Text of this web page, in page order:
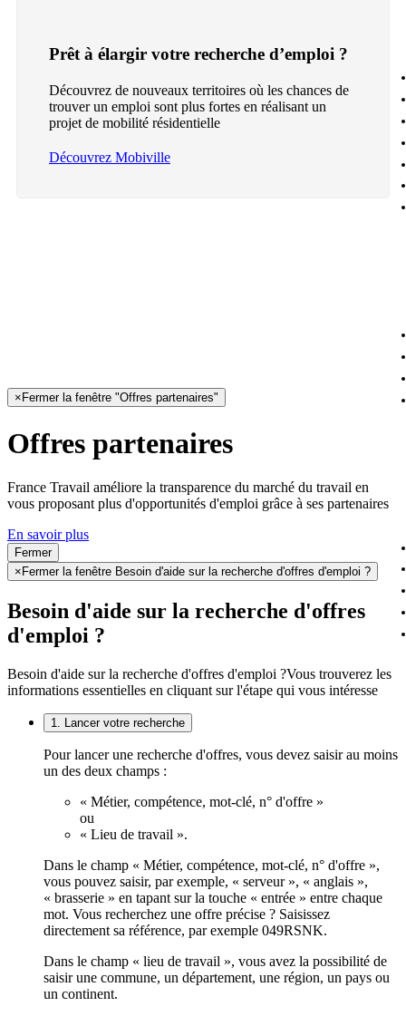
Prêt à élargir votre recherche d’emploi ?
Découvrez de nouveaux territoires où les chances de
trouver un emploi sont plus fortes en réalisant un
projet de mobilité résidentielle
Découvrez Mobiville
× Fermer la fenêtre "Offres partenaires"
Offres partenaires
France Travail améliore la transparence du marché du travail en
vous proposant plus d'opportunités d'emploi grâce à ses partenaires
En savoir plus
Fermer
× Fermer la fenêtre Besoin d'aide sur la recherche d'offres d'emploi ?
Besoin d'aide sur la recherche d'offres
d'emploi ?
Besoin d'aide sur la recherche d'offres d'emploi ?Vous trouverez les
informations essentielles en cliquant sur l'étape qui vous intéresse
1. Lancer votre recherche
Pour lancer une recherche d'offres, vous devez saisir au moins
un des deux champs :
« Métier, compétence, mot-clé, n° d'offre »
ou
« Lieu de travail ».
Dans le champ « Métier, compétence, mot-clé, n° d'offre »,
vous pouvez saisir, par exemple, « serveur », « anglais »,
« brasserie » en tapant sur la touche « entrée » entre chaque
mot. Vous recherchez une offre précise ? Saisissez
directement sa référence, par exemple 049RSNK.
Dans le champ « lieu de travail », vous avez la possibilité de
saisir une commune, un département, une région, un pays ou
un continent.